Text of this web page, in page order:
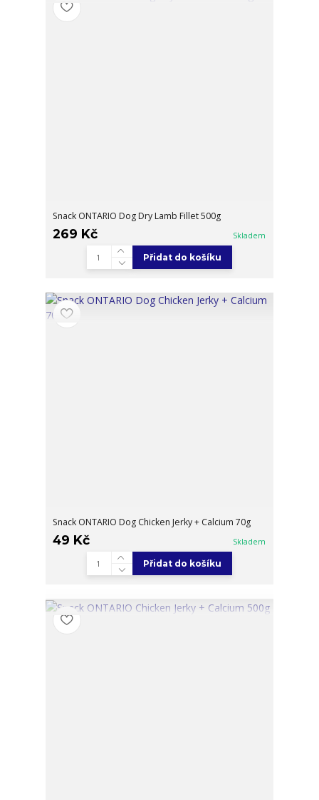
Snack ONTARIO Dog Dry Lamb Fillet 500g
269 Kč Skladem
Přidat do košíku
Snack ONTARIO Dog Chicken Jerky + Calcium 70g
49 Kč Skladem
Přidat do košíku